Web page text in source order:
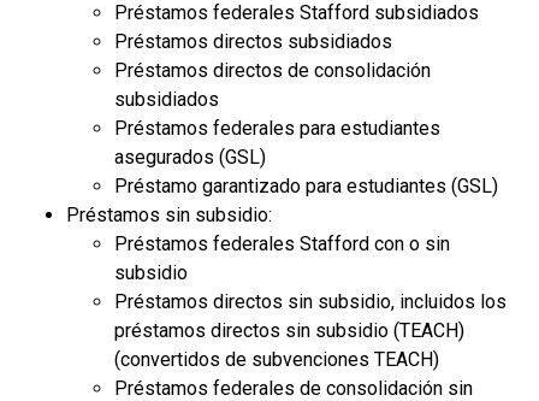
Préstamos federales Stafford subsidiados
Préstamos directos subsidiados
Préstamos directos de consolidación
subsidiados
Préstamos federales para estudiantes
asegurados (GSL)
Préstamo garantizado para estudiantes (GSL)
Préstamos sin subsidio:
Préstamos federales Stafford con o sin
subsidio
Préstamos directos sin subsidio, incluidos los
préstamos directos sin subsidio (TEACH)
(convertidos de subvenciones TEACH)
Préstamos federales de consolidación sin